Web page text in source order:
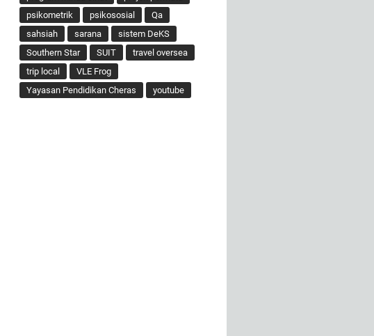
psikometrik
psikososial
Qa
sahsiah
sarana
sistem DeKS
Southern Star
SUIT
travel oversea
trip local
VLE Frog
Yayasan Pendidikan Cheras
youtube